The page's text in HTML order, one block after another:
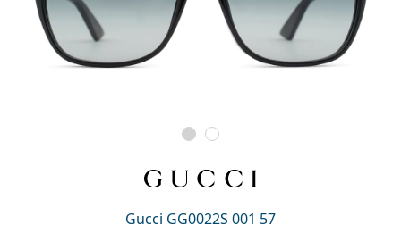
Gucci GG0022S 001 57